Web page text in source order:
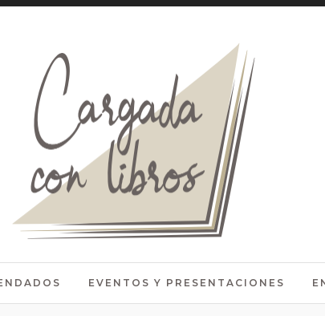
EVENTOS Y PRESENTACIONES